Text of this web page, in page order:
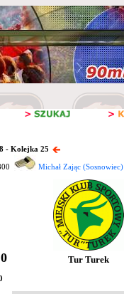
- Kolejka 25
Michał Zając (Sosnowiec)
Tur Turek